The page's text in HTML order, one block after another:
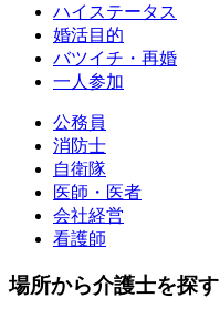
ハイステータス
婚活目的
バツイチ・再婚
一人参加
公務員
消防士
自衛隊
医師・医者
会社経営
看護師
場所から介護士を探す